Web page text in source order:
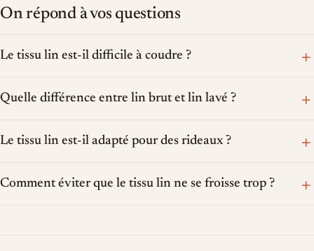
On répond à vos questions
Le tissu lin est-il difficile à coudre ? +
Quelle différence entre lin brut et lin lavé ? +
Le tissu lin est-il adapté pour des rideaux ? +
Comment éviter que le tissu lin ne se froisse trop ? +